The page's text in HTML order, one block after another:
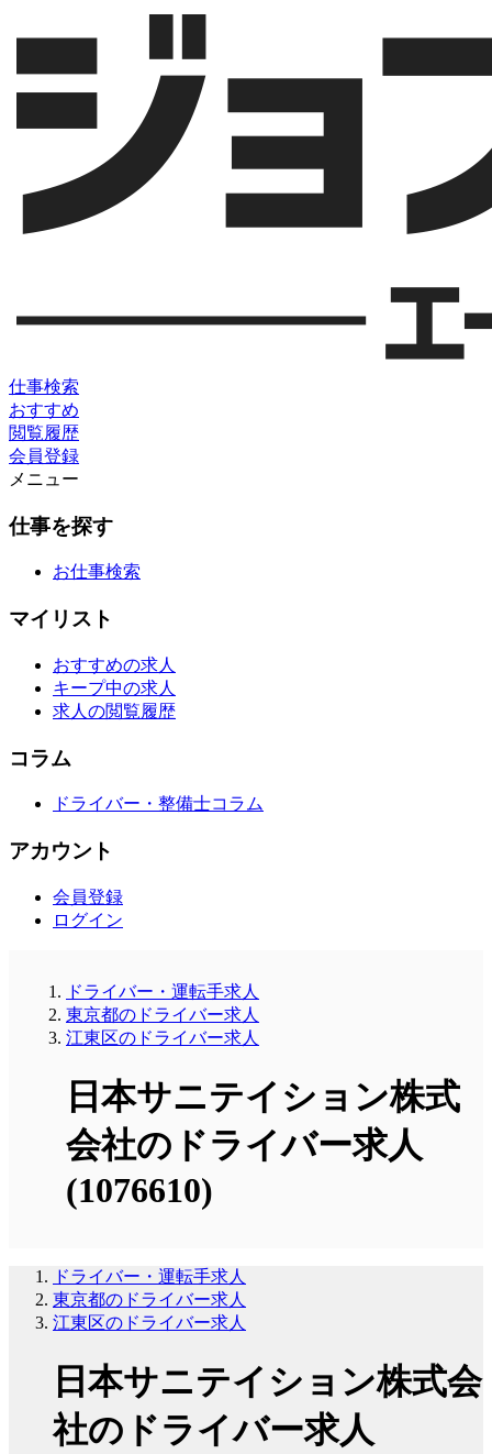
仕事検索
おすすめ
閲覧履歴
会員登録
メニュー
仕事を探す
お仕事検索
マイリスト
おすすめの求人
キープ中の求人
求人の閲覧履歴
コラム
ドライバー・整備士コラム
アカウント
会員登録
ログイン
ドライバー・運転手求人
東京都のドライバー求人
江東区のドライバー求人
日本サニテイション株式
会社のドライバー求人
(1076610)
ドライバー・運転手求人
東京都のドライバー求人
江東区のドライバー求人
日本サニテイション株式会
社のドライバー求人